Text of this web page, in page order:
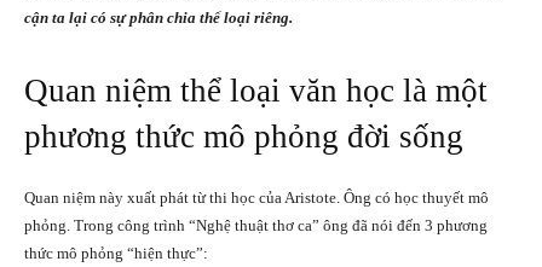
cận ta lại có sự phân chia thể loại riêng.
Quan niệm thể loại văn học là một
phương thức mô phỏng đời sống
Quan niệm này xuất phát từ thi học của Aristote. Ông có học thuyết mô
phỏng. Trong công trình “Nghệ thuật thơ ca” ông đã nói đến 3 phương
thức mô phỏng “hiện thực”: